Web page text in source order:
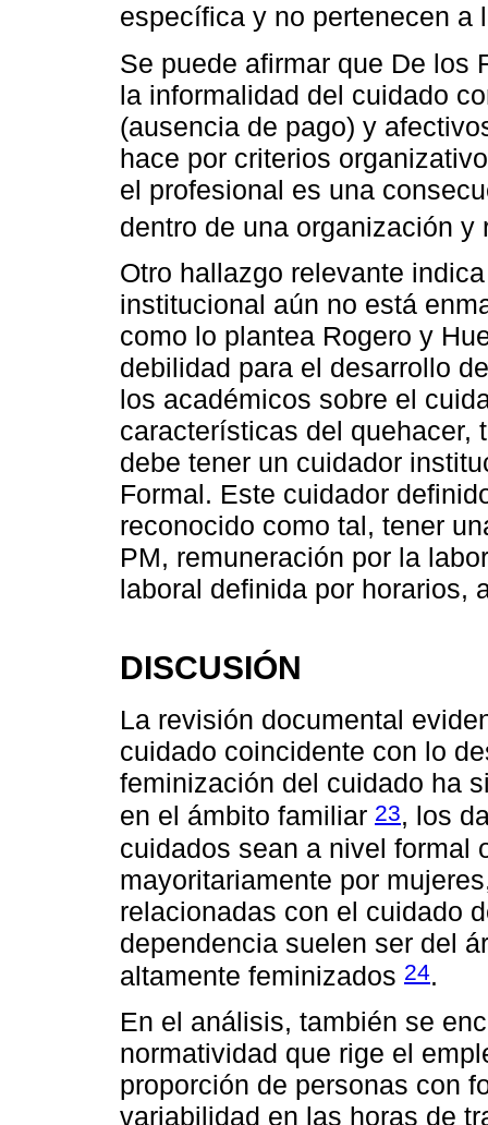
específica y no pertenecen
Se puede afirmar que De los
la informalidad del cuidado
(ausencia de pago) y
hace por criterios
el profesional es una
dentro de una organización
Otro hallazgo relevante
institucional aún no está
como lo plantea Rogero y
debilidad para el desarrollo
los académicos sobre el
características del quehacer,
debe tener un cuidador
Formal. Este cuidador
reconocido como tal, tener
PM, remuneración por la
laboral definida por horarios,
DISCUSIÓN
La revisión documental
cuidado coincidente con lo
feminización del cuidado ha
en el ámbito familiar 23, los
cuidados sean a nivel formal
mayoritariamente por
relacionadas con el cuidado
dependencia suelen ser del
altamente feminizados 24.
En el análisis, también se
normatividad que rige el
proporción de personas con
variabilidad en las horas de